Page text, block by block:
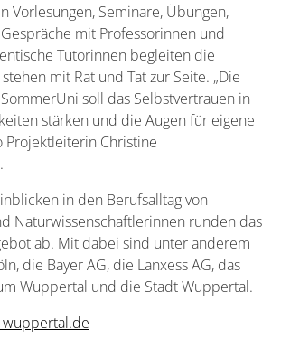
Vorlesungen, Seminare, Übungen,
mit Professorinnen und
Tutorinnen begleiten die
mit Rat und Tat zur Seite. „Die
soll das Selbstvertrauen in
stärken und die Augen für eigene
Projektleiterin Christine
in den Berufsalltag von
Naturwissenschaftlerinnen runden das
ab. Mit dabei sind unter anderem
die Bayer AG, die Lanxess AG, das
Wuppertal und die Stadt Wuppertal.